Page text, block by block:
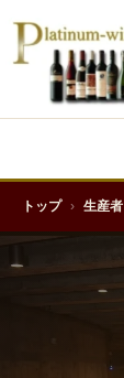
トップ › 生産者